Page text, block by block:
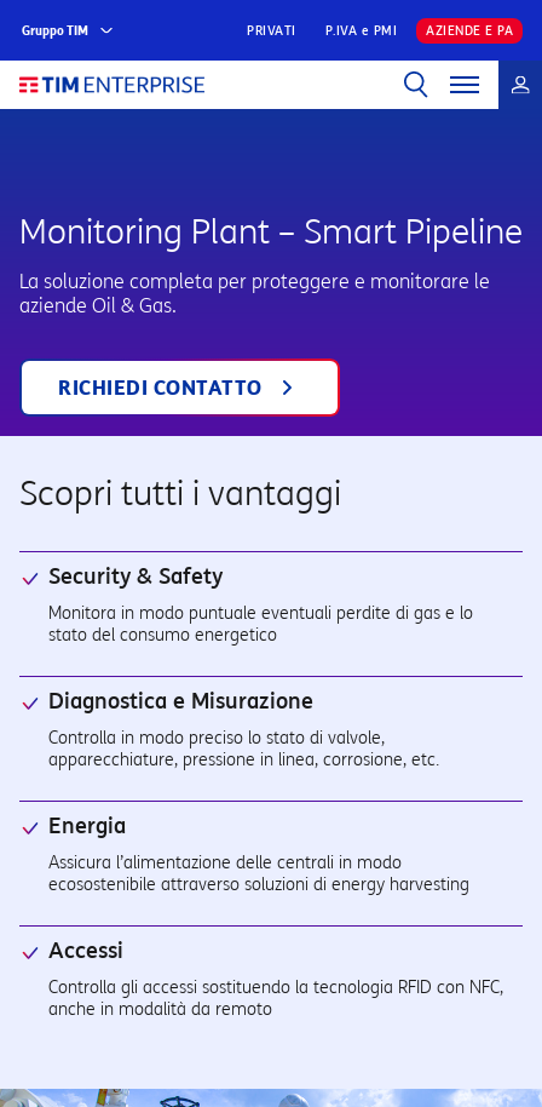
Gruppo TIM PRIVATI P.IVA e PMI AZIENDE E PA
Monitoring Plant – Smart Pipeline
La soluzione completa per proteggere e monitorare le
aziende Oil & Gas.
RICHIEDI CONTATTO
Scopri tutti i vantaggi
Security & Safety
Monitora in modo puntuale eventuali perdite di gas e lo
stato del consumo energetico
Diagnostica e Misurazione
Controlla in modo preciso lo stato di valvole,
apparecchiature, pressione in linea, corrosione, etc.
Energia
Assicura l’alimentazione delle centrali in modo
ecosostenibile attraverso soluzioni di energy harvesting
Accessi
Controlla gli accessi sostituendo la tecnologia RFID con NFC,
anche in modalità da remoto